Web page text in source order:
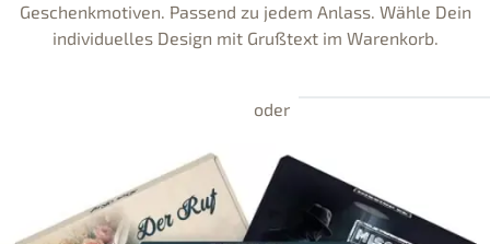
Geschenkmotiven. Passend zu jedem Anlass. Wähle Dein
individuelles Design mit Grußtext im Warenkorb.